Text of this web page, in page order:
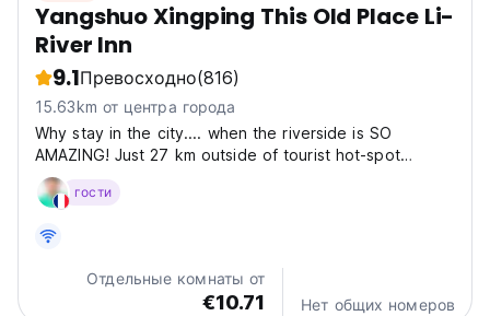
Yangshuo Xingping This Old Place Li-
River Inn
9.1Превосходно(816)
15.63km от центра города
Why stay in the city.... when the riverside is SO
AMAZING! Just 27 km outside of tourist hot-spot
Yangshuo you will find the 'This Old Place International
Youth Hostel', a very unique youth hostel. We opened
гости
Отдельные комнаты от
€10.71 Нет общих номеров